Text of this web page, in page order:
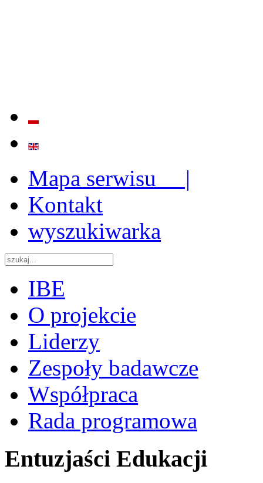
Mapa serwisu |
Kontakt
wyszukiwarka
IBE
O projekcie
Liderzy
Zespoły badawcze
Współpraca
Rada programowa
Entuzjaści Edukacji